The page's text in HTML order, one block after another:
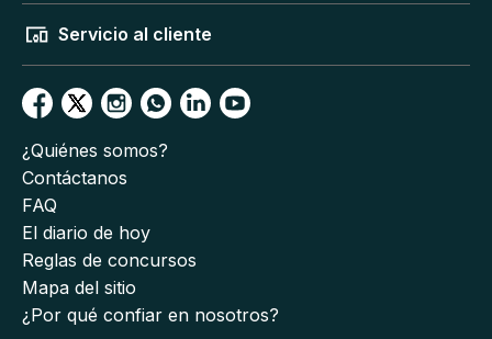
Servicio al cliente
¿Quiénes somos?
Contáctanos
FAQ
El diario de hoy
Reglas de concursos
Mapa del sitio
¿Por qué confiar en nosotros?